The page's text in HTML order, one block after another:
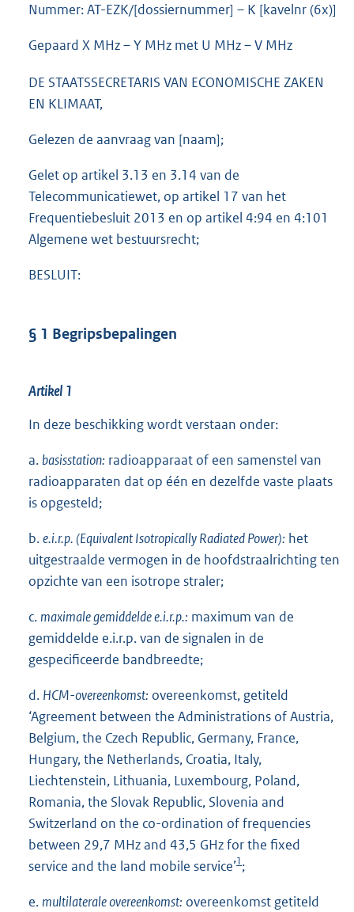
Nummer: AT-EZK/[dossiernummer] – K [kavelnr (6x)]
Gepaard X MHz – Y MHz met U MHz – V MHz
DE STAATSSECRETARIS VAN ECONOMISCHE ZAKEN
EN KLIMAAT,
Gelezen de aanvraag van [naam];
Gelet op artikel 3.13 en 3.14 van de
Telecommunicatiewet, op artikel 17 van het
Frequentiebesluit 2013 en op artikel 4:94 en 4:101
Algemene wet bestuursrecht;
BESLUIT:
§ 1 Begripsbepalingen
Artikel 1
In deze beschikking wordt verstaan onder:
a.basisstation: radioapparaat of een samenstel van
radioapparaten dat op één en dezelfde vaste plaats
is opgesteld;
b.e.i.r.p. (Equivalent Isotropically Radiated Power): het
uitgestraalde vermogen in de hoofdstraalrichting ten
opzichte van een isotrope straler;
c. maximale gemiddelde e.i.r.p.: maximum van de
gemiddelde e.i.r.p. van de signalen in de
gespecificeerde bandbreedte;
d. HCM-overeenkomst: overeenkomst, getiteld
‘Agreement between the Administrations of Austria,
Belgium, the Czech Republic, Germany, France,
Hungary, the Netherlands, Croatia, Italy,
Liechtenstein, Lithuania, Luxembourg, Poland,
Romania, the Slovak Republic, Slovenia and
Switzerland on the co-ordination of frequencies
between 29,7 MHz and 43,5 GHz for the fixed
service and the land mobile service’1;
e. multilaterale overeenkomst: overeenkomst getiteld